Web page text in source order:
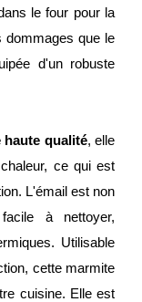
le four pour la
dommages que le
d'un robuste
haute qualité, elle
ce qui est
L'émail est non
à nettoyer,
Utilisable
cette marmite
cuisine. Elle est